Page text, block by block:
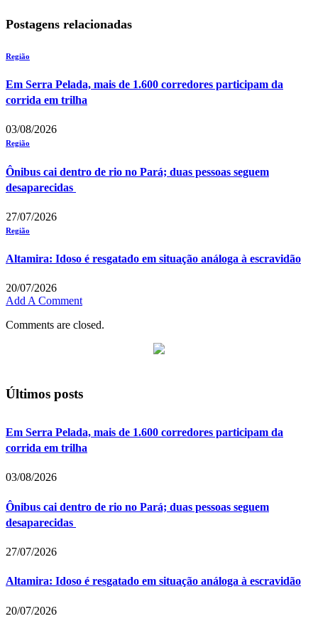
Postagens relacionadas
Região
Em Serra Pelada, mais de 1.600 corredores participam da
corrida em trilha
03/08/2026
Região
Ônibus cai dentro de rio no Pará; duas pessoas seguem
desaparecidas
27/07/2026
Região
Altamira: Idoso é resgatado em situação análoga à escravidão
20/07/2026
Add A Comment
Comments are closed.
Últimos posts
Em Serra Pelada, mais de 1.600 corredores participam da
corrida em trilha
03/08/2026
Ônibus cai dentro de rio no Pará; duas pessoas seguem
desaparecidas
27/07/2026
Altamira: Idoso é resgatado em situação análoga à escravidão
20/07/2026